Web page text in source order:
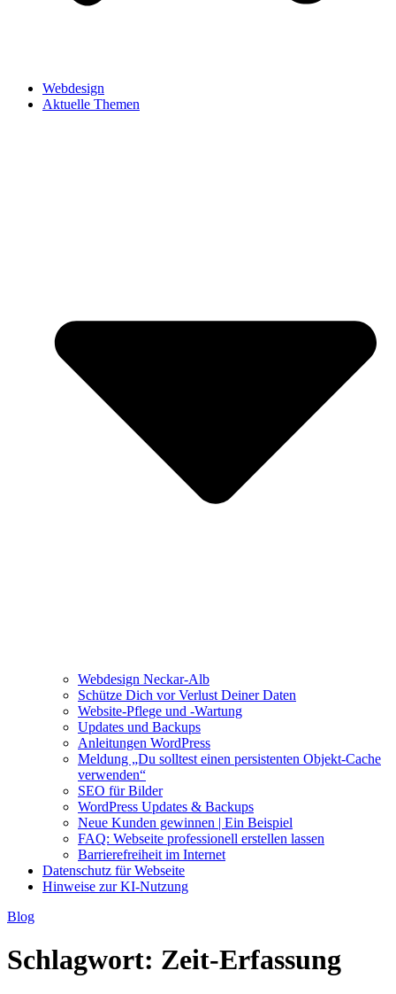
Webdesign
Aktuelle Themen
Webdesign Neckar-Alb
Schütze Dich vor Verlust Deiner Daten
Website-Pflege und -Wartung
Updates und Backups
Anleitungen WordPress
Meldung „Du solltest einen persistenten Objekt-Cache
verwenden“
SEO für Bilder
WordPress Updates & Backups
Neue Kunden gewinnen | Ein Beispiel
FAQ: Webseite professionell erstellen lassen
Barrierefreiheit im Internet
Datenschutz für Webseite
Hinweise zur KI-Nutzung
Blog
Schlagwort: Zeit-Erfassung